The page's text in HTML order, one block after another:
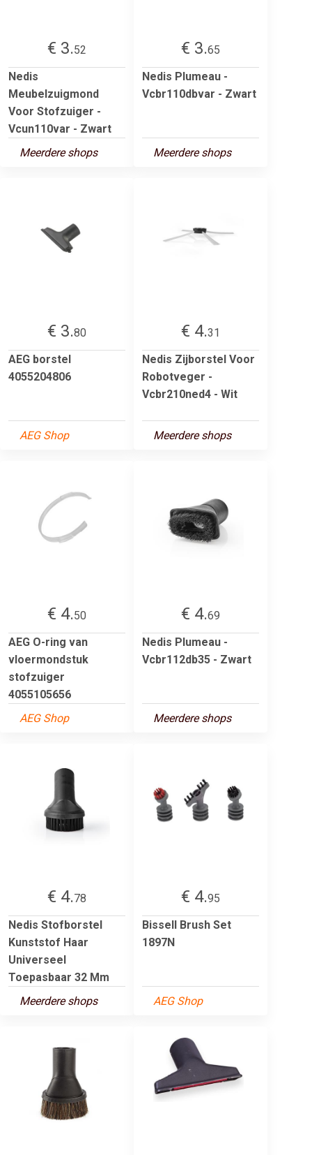
€ 3.52
Nedis
Meubelzuigmond
Voor Stofzuiger -
Vcun110var - Zwart
Meerdere shops
€ 3.65
Nedis Plumeau -
Vcbr110dbvar - Zwart
Meerdere shops
€ 3.80
AEG borstel
4055204806
AEG Shop
€ 4.31
Nedis Zijborstel Voor
Robotveger -
Vcbr210ned4 - Wit
Meerdere shops
€ 4.50
AEG O-ring van
vloermondstuk
stofzuiger
4055105656
AEG Shop
€ 4.69
Nedis Plumeau -
Vcbr112db35 - Zwart
Meerdere shops
€ 4.78
Nedis Stofborstel
Kunststof Haar
Universeel
Toepasbaar 32 Mm
Meerdere shops
€ 4.95
Bissell Brush Set
1897N
AEG Shop